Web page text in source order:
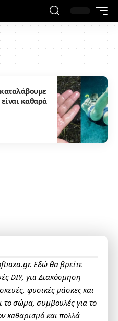
καθαρά
Εδώ θα βρείτε
DIY, για Διακόσμηση
φυσικές μάσκες και
το σώμα, συμβουλές για το
καθαρισμό και πολλά